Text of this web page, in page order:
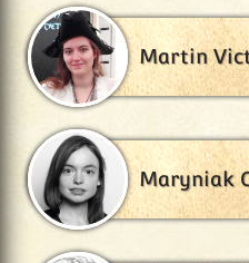
Martin
Maryniak